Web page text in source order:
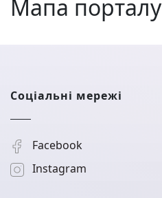
Мапа порталу
Соціальні мережі
Facebook
Instagram